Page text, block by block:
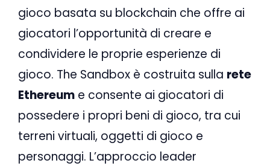
gioco basata su blockchain che offre ai
giocatori l’opportunità di creare e
condividere le proprie esperienze di
gioco. The Sandbox è costruita sulla rete
Ethereum e consente ai giocatori di
possedere i propri beni di gioco, tra cui
terreni virtuali, oggetti di gioco e
personaggi. L’approccio leader